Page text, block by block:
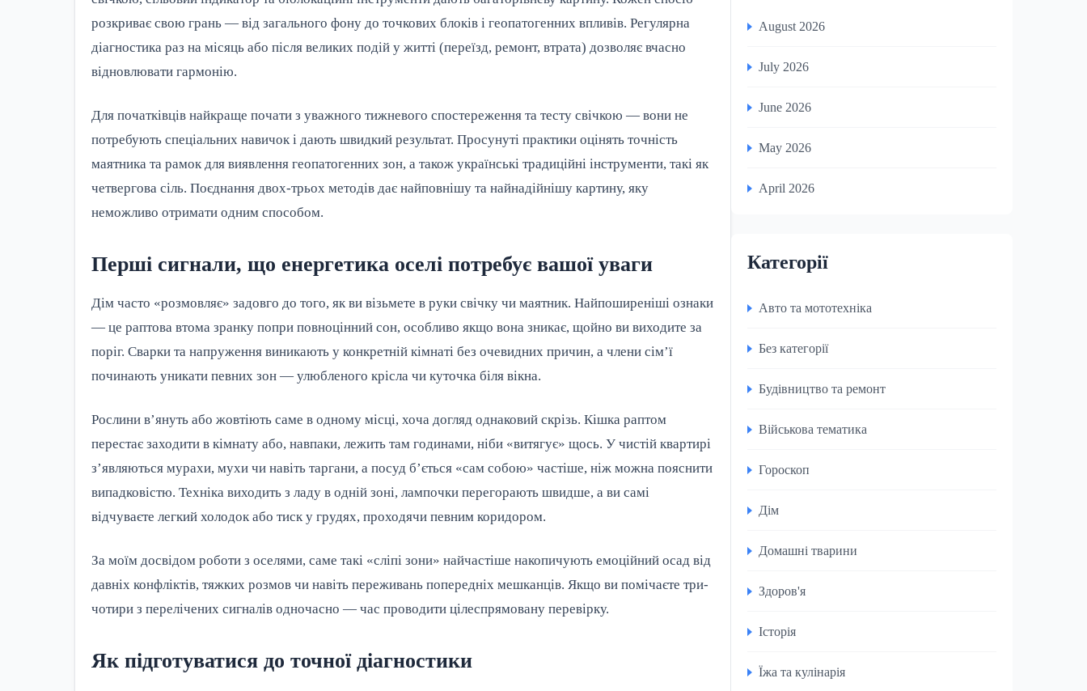
розкриває свою грань — від загального фону до точкових блоків і геопатогенних впливів. Регулярна
діагностика раз на місяць або після великих подій у житті (переїзд, ремонт, втрата) дозволяє вчасно
відновлювати гармонію.
Для початківців найкраще почати з уважного тижневого спостереження та тесту свічкою — вони не
потребують спеціальних навичок і дають швидкий результат. Просунуті практики оцінять точність
маятника та рамок для виявлення геопатогенних зон, а також українські традиційні інструменти, такі як
четвергова сіль. Поєднання двох-трьох методів дає найповнішу та найнадійнішу картину, яку
неможливо отримати одним способом.
Перші сигнали, що енергетика оселі потребує вашої уваги
Дім часто «розмовляє» задовго до того, як ви візьмете в руки свічку чи маятник. Найпоширеніші ознаки
— це раптова втома зранку попри повноцінний сон, особливо якщо вона зникає, щойно ви виходите за
поріг. Сварки та напруження виникають у конкретній кімнаті без очевидних причин, а члени сім’ї
починають уникати певних зон — улюбленого крісла чи куточка біля вікна.
Рослини в’януть або жовтіють саме в одному місці, хоча догляд однаковий скрізь. Кішка раптом
перестає заходити в кімнату або, навпаки, лежить там годинами, ніби «витягує» щось. У чистій квартирі
з’являються мурахи, мухи чи навіть таргани, а посуд б’ється «сам собою» частіше, ніж можна пояснити
випадковістю. Техніка виходить з ладу в одній зоні, лампочки перегорають швидше, а ви самі
відчуваєте легкий холодок або тиск у грудях, проходячи певним коридором.
За моїм досвідом роботи з оселями, саме такі «сліпі зони» найчастіше накопичують емоційний осад від
давніх конфліктів, тяжких розмов чи навіть переживань попередніх мешканців. Якщо ви помічаєте три-
чотири з перелічених сигналів одночасно — час проводити цілеспрямовану перевірку.
Як підготуватися до точної діагностики
August 2026
July 2026
June 2026
May 2026
April 2026
Категорії
Авто та мототехніка
Без категорії
Будівництво та ремонт
Військова тематика
Гороскоп
Дім
Домашні тварини
Здоров'я
Історія
Їжа та кулінарія